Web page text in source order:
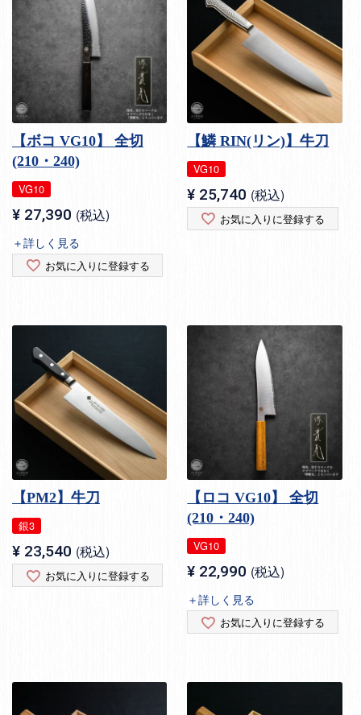
【ボコ VG10】 全切
(210・240)
VG10
¥ 27,390 税込
＋詳しく見る
お気に入りに登録する
【鱗 RIN(リン)】牛刀
VG10
¥ 25,740 税込
お気に入りに登録する
【PM2】牛刀
銀3
¥ 23,540 税込
お気に入りに登録する
【ロコ VG10】 全切
(210・240)
VG10
¥ 22,990 税込
＋詳しく見る
お気に入りに登録する